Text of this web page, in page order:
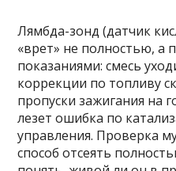
Лямбда-зонд (датчик
«врет» не полностью,
показаниями: смесь
коррекции по топливу
пропуски зажигания на
лезет ошибка по
управления. Проверка
способ отсеять